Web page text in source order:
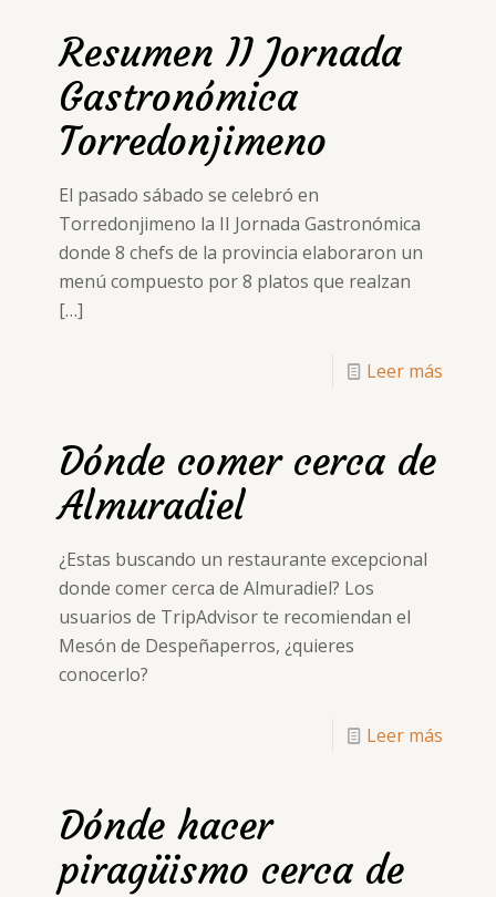
Resumen II Jornada
Gastronómica
Torredonjimeno
El pasado sábado se celebró en
Torredonjimeno la II Jornada Gastronómica
donde 8 chefs de la provincia elaboraron un
menú compuesto por 8 platos que realzan
[…]
Leer más
Dónde comer cerca de
Almuradiel
¿Estas buscando un restaurante excepcional
donde comer cerca de Almuradiel? Los
usuarios de TripAdvisor te recomiendan el
Mesón de Despeñaperros, ¿quieres
conocerlo?
Leer más
Dónde hacer
piragüismo cerca de